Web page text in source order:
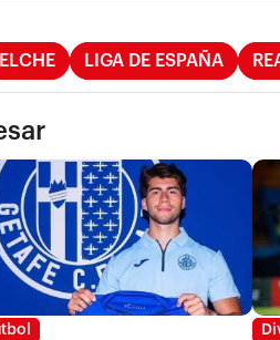
ELCHE LIGA DE ESPAÑA